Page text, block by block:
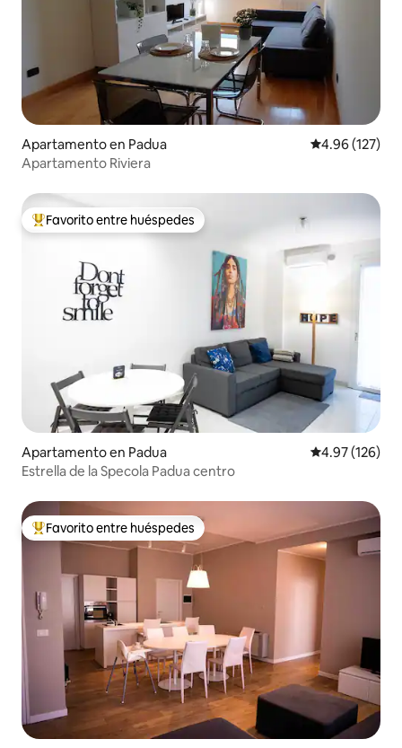
Apartamento en Padua Calificación
4.96 (127)
Apartamento Riviera
Favorito entre huéspedes preferido
Favorito entre huéspedes
Apartamento en Padua Calificación
4.97 (126)
Estrella de la Specola Padua centro
Favorito entre huéspedes preferido
Favorito entre huéspedes